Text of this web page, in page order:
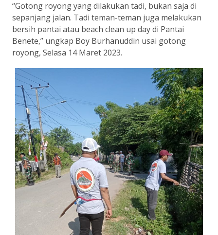
“Gotong royong yang dilakukan tadi, bukan saja di
sepanjang jalan. Tadi teman-teman juga melakukan
bersih pantai atau beach clean up day di Pantai
Benete,” ungkap Boy Burhanuddin usai gotong
royong, Selasa 14 Maret 2023.